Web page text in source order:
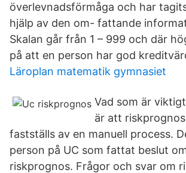
överlevnadsförmåga och har
hjälp av den om- fattande
Skalan går från 1 – 999 och där
på att en person har god
Läroplan matematik gymnasiet
Vad som är
är att
fastställs av en manuell process.
person på UC som fattat beslut
riskprognos. Frågor och svar om